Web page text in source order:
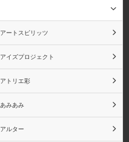
ドラゴンボール
S.H.Figuartsシリーズ
アートスピリッツ
アイズプロジェクト
アトリエ彩
あみあみ
アルター